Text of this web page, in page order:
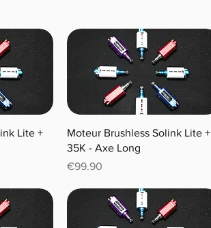
Lite +
Moteur Brushless Solink Lite +
35K - Axe Long
Price
€99.90